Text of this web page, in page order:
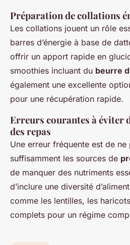
Préparation de collations
Les collations jouent un rôle
barres d’énergie à base de
offrir un apport rapide en
smoothies incluant du beurre
également une excellente
pour une récupération rapide.
Erreurs courantes à éviter
des repas
Une erreur fréquente est de ne
suffisamment les sources de
de manquer des nutriments
d’inclure une diversité
comme les lentilles, les
complets pour un régime